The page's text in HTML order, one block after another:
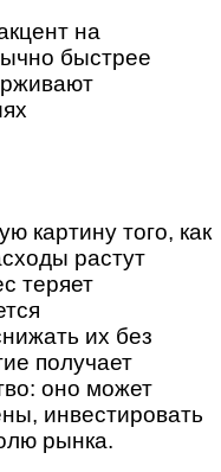
на
быстрее
картину того, как
растут
теряет
их без
получает
оно может
инвестировать
рынка.